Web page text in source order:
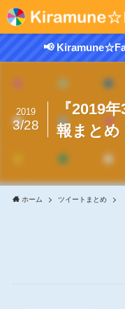
📢
『2019
報まとめ
2019
3/28
ホーム ツイートまとめ